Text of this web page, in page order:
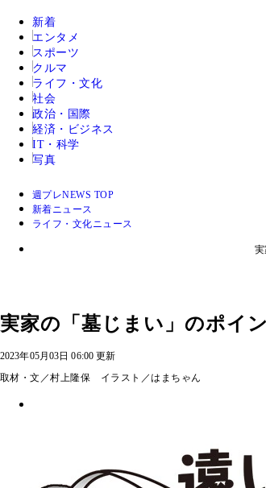
新着
エンタメ
スポーツ
クルマ
ライフ・文化
社会
政治・国際
経済・ビジネス
IT・科学
写真
週プレNEWS TOP
新着ニュース
ライフ・文化ニュース
実家の「墓じまい」のポイ
2023年05月03日 06:00 更新
取材・文／村上隆保 イラスト／はまちゃん